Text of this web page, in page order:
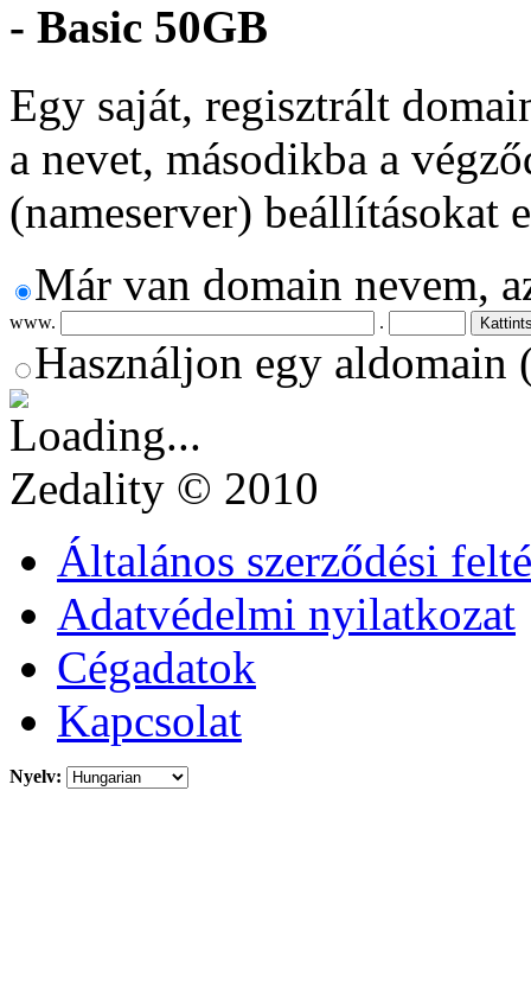
- Basic 50GB
Egy saját, regisztrált
a nevet, másodikba a
(nameserver)
Már van domain nevem,
www. .
Használjon egy
Zedality © 2010
Általános szerződési
Adatvédelmi nyilatkozat
Cégadatok
Kapcsolat
Nyelv: